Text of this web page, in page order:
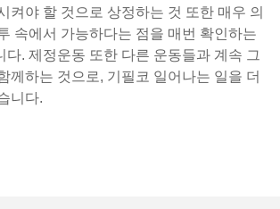
켜야 할 것으로 상정하는 것 또한 매우 의
속에서 가능하다는 점을 매번 확인하는
다. 제정운동 또한 다른 운동들과 계속 그
께하는 것으로, 기필코 일어나는 일을 더
니다.